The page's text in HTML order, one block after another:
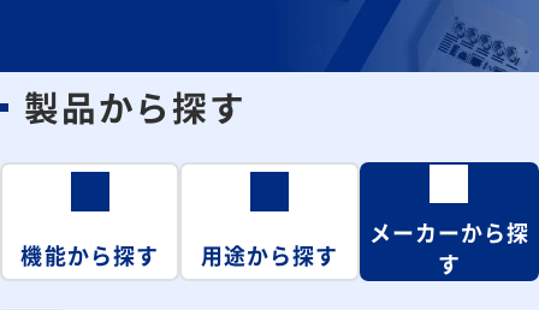
製品から探す
機能から探す 用途から探す
メーカーから探
す